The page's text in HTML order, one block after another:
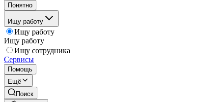
Понятно
Ищу работу
Ищу работу
Ищу работу
Ищу сотрудника
Сервисы
Помощь
Ещё
Поиск